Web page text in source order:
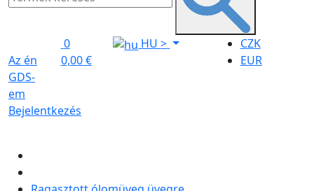
Az én
GDS-
em
Bejelentkezés
0
0,00 €
HU>
CZK
EUR